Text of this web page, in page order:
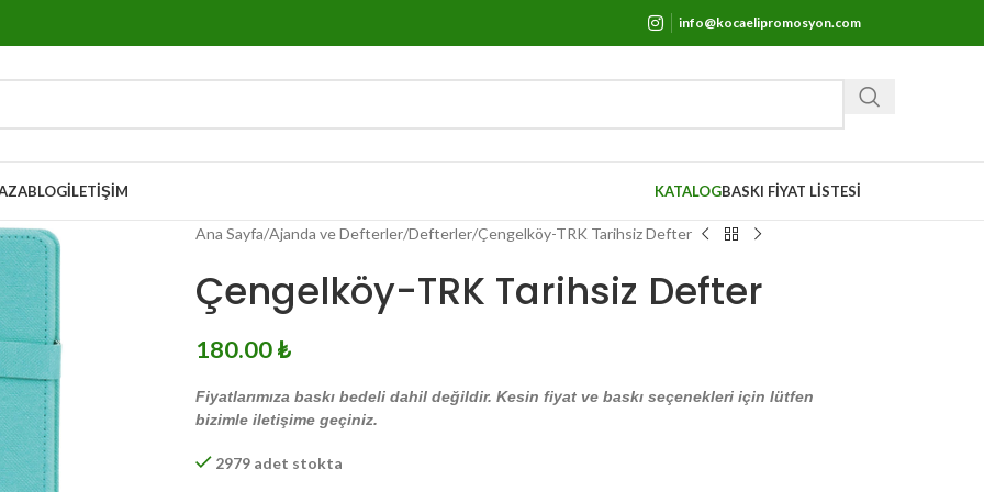
info@kocaelipromosyon.com
BLOGİLETIŞIM KATALOGBASKI FİYAT LİSTESİ
Ana Sayfa Ajanda ve Defterler Defterler Çengelköy-TRK Tarihsiz Defter
Çengelköy-TRK Tarihsiz Defter
180.00₺
Fiyatlarımıza baskı bedeli dahil değildir. Kesin fiyat ve baskı seçenekleri için lütfen
bizimle iletişime geçiniz.
2979 adet stokta